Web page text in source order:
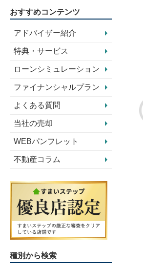
おすすめコンテンツ
アドバイザー紹介
特典・サービス
ローンシミュレーション
ファイナンシャルプラン
よくある質問
当社の売却
WEBパンフレット
不動産コラム
種別から検索